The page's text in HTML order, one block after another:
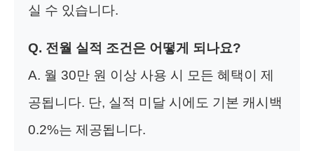
실 수 있습니다.
Q. 전월 실적 조건은 어떻게 되나요?
A. 월 30만 원 이상 사용 시 모든 혜택이 제
공됩니다. 단, 실적 미달 시에도 기본 캐시백
0.2%는 제공됩니다.